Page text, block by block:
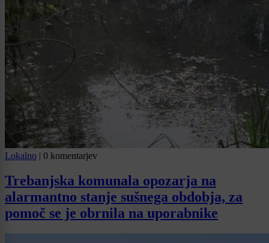
Lokalno | 0 komentarjev
Trebanjska komunala opozarja na
alarmantno stanje sušnega obdobja, za
pomoč se je obrnila na uporabnike